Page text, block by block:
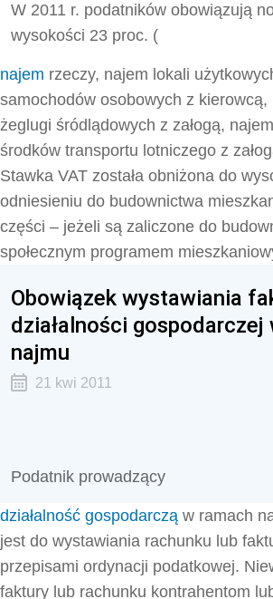
W 2011 r. podatników obowiązują
wysokości 23 proc. (
najem rzeczy, najem lokali
samochodów osobowych z kierowcą,
żeglugi śródlądowych z załogą,
środków transportu lotniczego z
Stawka VAT została obniżona do
odniesieniu do budownictwa
części – jeżeli są zaliczone do
społecznym programem
Obowiązek wystawiania
działalności gospodarczej
najmu
21 kwi 2011
Podatnik prowadzący
działalność gospodarczą w ramach
jest do wystawiania rachunku lub
przepisami ordynacji podatkowej.
faktury lub rachunku kontrahentom